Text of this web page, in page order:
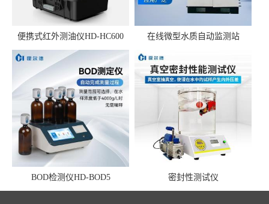
便携式红外测油仪HD-HC600 在线微型水质自动监测站
BOD检测仪HD-BOD5 密封性测试仪